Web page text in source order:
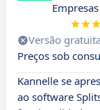
Empresas
Versão
Preços sob
Kannelle se
ao software